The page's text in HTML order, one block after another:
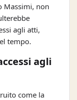
Massimi, non
agli atti,
tempo.
agli
come la